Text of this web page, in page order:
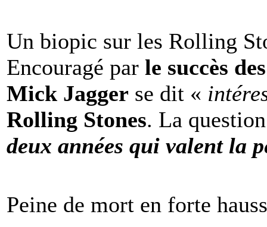
Un biopic sur les Rolling
Encouragé par le succès
Mick Jagger se dit «
Rolling Stones. La
deux années qui valent la
Peine de mort en forte